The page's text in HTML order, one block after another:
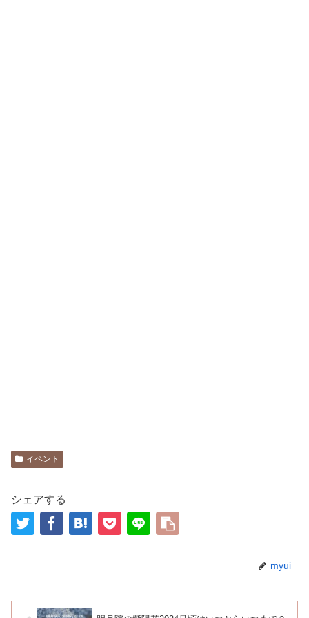
イベント
シェアする
myui